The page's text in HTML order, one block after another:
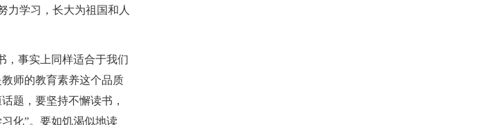
力学习，长大为祖国和人
，事实上同样适合于我们
师的教育素养这个品质
题，要坚持不懈读书，
化”。要如饥渴似地读